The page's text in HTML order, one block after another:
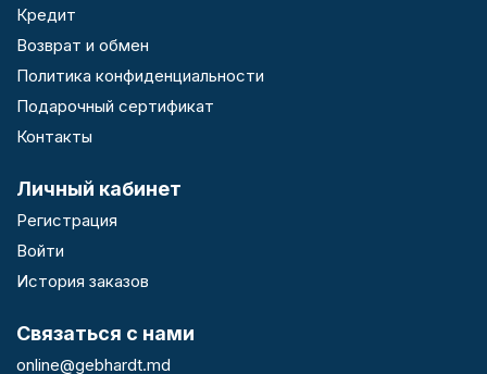
Кредит
Возврат и обмен
Политика конфиденциальности
Подарочный сертификат
Контакты
Личный кабинет
Регистрация
Войти
История заказов
Связаться с нами
online@gebhardt.md